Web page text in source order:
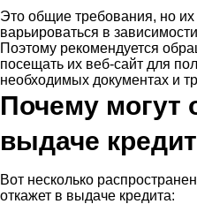
Это общие требования, но их
варьироваться в
Поэтому рекомендуется
посещать их веб-сайт для
необходимых документах и
Почему могут
выдаче
Вот несколько
откажет в выдаче кредита: